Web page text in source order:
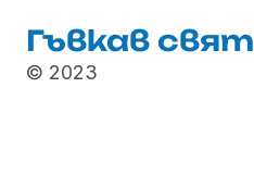
Гъвкав свят
© 2023